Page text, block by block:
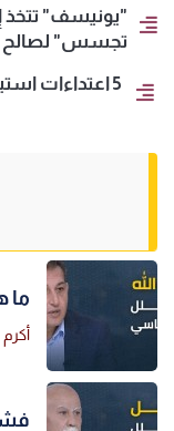
"يونيسف"
تجسس" لصالح
5 اعتداءات استيطانية جديدة بالضفة الفلسطينية
ما